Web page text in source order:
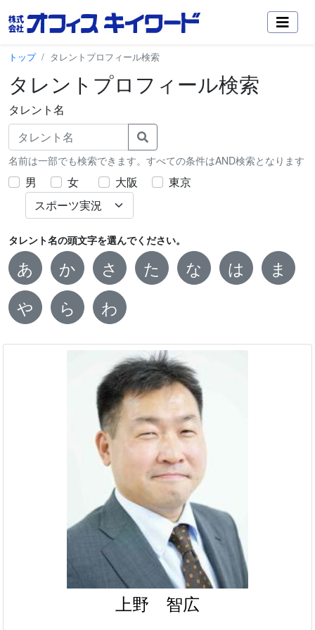
トップ タレントプロフィール検索
タレントプロフィール検索
タレント名
名前は一部でも検索できます。すべての条件はAND検索となります
男 女 大阪 東京
タレント名の頭文字を選んでください。
あ か さ た な は
ま
や
ら わ
上野 智広